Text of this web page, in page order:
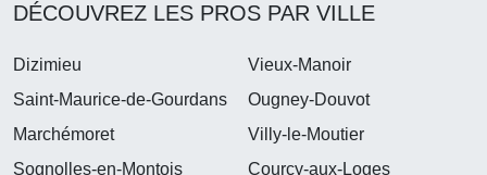
DÉCOUVREZ LES PROS PAR VILLE
Dizimieu
Vieux-Manoir
Saint-Maurice-de-Gourdans
Ougney-Douvot
Marchémoret
Villy-le-Moutier
Sognolles-en-Montois
Courcy-aux-Loges